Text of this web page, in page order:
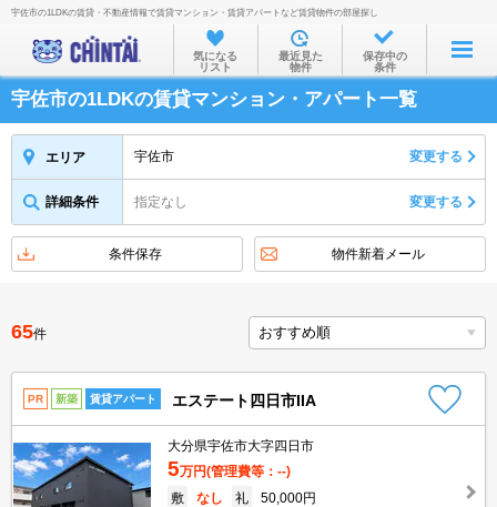
お部屋を探す
沿線・駅から
住所から
物件特集から
不動産会社から
TOP
宇佐市の1LDKの賃貸・不動産情報で賃貸マンション・賃貸アパートなど賃貸物件の部屋探し
気になる
リスト
最近見た
物件
保存中の
条件
宇佐市の1LDKの賃貸マンション・アパート一覧
エリア 宇佐市 変更する
詳細条件 指定なし 変更する
条件保存 物件新着メール
65件
PR 新築 賃貸アパート エステート四日市IIA
大分県宇佐市大字四日市
5万円(管理費等：--)
敷
なし 礼
50,000円